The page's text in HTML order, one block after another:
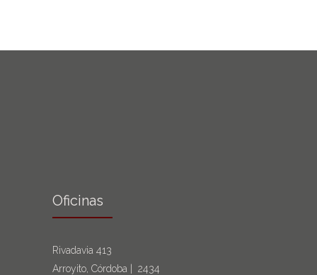
Oficinas
Rivadavia 413
Arroyito, Córdoba | 2434